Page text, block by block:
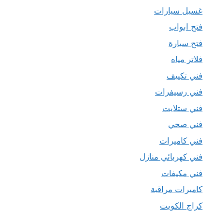
غسيل سيارات
فتح ابواب
فتح سيارة
فلاتر مياه
فني تكييف
فني رسيفرات
فني ستلايت
فني صحي
فني كاميرات
فني كهربائي منازل
فني مكيفات
كاميرات مراقبة
كراج الكويت